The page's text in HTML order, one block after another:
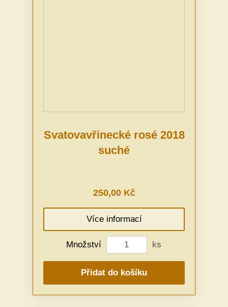
Svatovavřinecké rosé 2018
suché
250,00 Kč
Více informací
Množství ks
Přidat do košíku